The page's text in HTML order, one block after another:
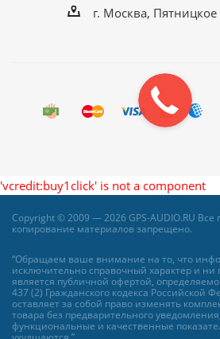
г. Москва,
'vcredit:buy1click' is not a component
Copyright © 2009 — 2026 GPS-AUDIO.RU
копирование материалов запрещено.
“Обращаем ваше внимание на то, что
исключительно справочный характер и ни
является публичной офертой,
437 (2) Гражданского кодекса Российской
оставляет за собой право изменять
товара без предварительного
функциональные и качественные